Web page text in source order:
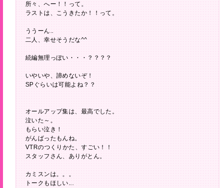
所々、へー！！って。
ラストは、こうきたか！！って。
ううーん..
二人、幸せそうだな^^
続編無理っぽい・・・？？？？
いやいや、諦めないぞ！
SPぐらいは可能よね？？
オールアップ集は、最高でした。
泣いた～。
もらい泣き！
がんばったもんね。
VTRのつくりかた、すごい！！
スタッフさん、ありがとん。
カミスンは。。。
トークもほしい...